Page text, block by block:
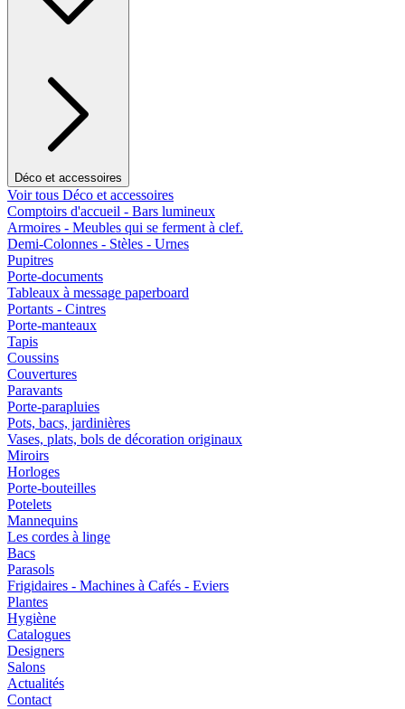
Déco et accessoires
Voir tous Déco et accessoires
Comptoirs d'accueil - Bars lumineux
Armoires - Meubles qui se ferment à clef.
Demi-Colonnes - Stèles - Urnes
Pupitres
Porte-documents
Tableaux à message paperboard
Portants - Cintres
Porte-manteaux
Tapis
Coussins
Couvertures
Paravants
Porte-parapluies
Pots, bacs, jardinières
Vases, plats, bols de décoration originaux
Miroirs
Horloges
Porte-bouteilles
Potelets
Mannequins
Les cordes à linge
Bacs
Parasols
Frigidaires - Machines à Cafés - Eviers
Plantes
Hygiène
Catalogues
Designers
Salons
Actualités
Contact